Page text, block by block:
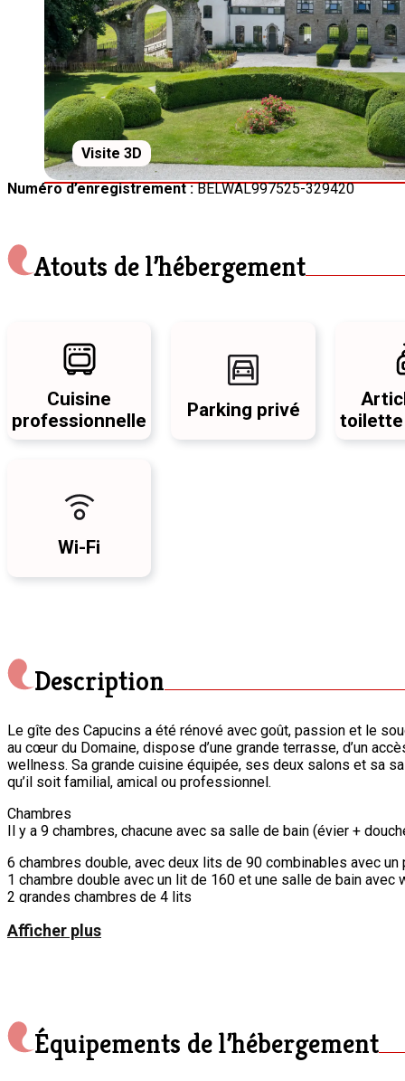
Visite 3D
Numéro d’enregistrement :BELWAL997525-329420
Atouts de l’hébergement
Cuisine
professionnelle
Parking privé
Wi-Fi
Description
Le gîte des Capucins a été rénové avec goût, passion et le
au cœur du Domaine, dispose d’une grande terrasse, d’un
wellness. Sa grande cuisine équipée, ses deux salons et sa
qu’il soit familial, amical ou professionnel.
Chambres
Il y a 9 chambres, chacune avec sa salle de bain (évier +
6 chambres double, avec deux lits de 90 combinables avec un
1 chambre double avec un lit de 160 et une salle de bain avec
2 grandes chambres de 4 lits
Lits bébés disponibles
Taque de cuisson à induction
Casseroles, plats au four, poêle, couteaux, spatules,…
Vaisselle
Afficher plus
Équipements de l’hébergement